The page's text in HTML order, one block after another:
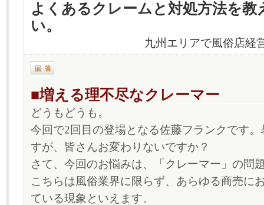
よくあるクレームと対処方法を教
い。
九州エリアで風俗店経
■増える理不尽なクレーマー
どうもどうも。
今回で2回目の登場となる佐藤フランクです
すが、皆さんお変わりないですか？
さて、今回のお悩みは、「クレーマー」の問
こちらは風俗業界に限らず、あらゆる商売に
ている現象といえます。